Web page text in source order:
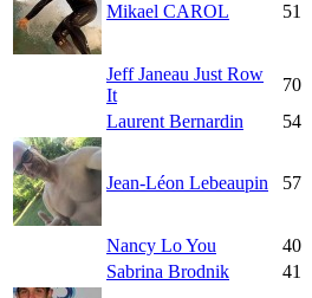
Mikael CAROL 51
Jeff Janeau Just Row
It
70
Laurent Bernardin
54
Jean-Léon Lebeaupin 57
Nancy Lo You 40
Sabrina Brodnik
41